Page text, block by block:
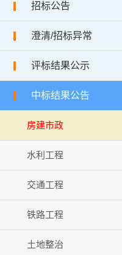
招标公告
澄清/招标异常
评标结果公示
中标结果公告
房建市政
水利工程
交通工程
铁路工程
土地整治